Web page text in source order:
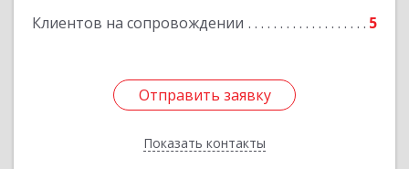
Клиентов на сопровождении 5
Отправить заявку
Показать контакты
Отправить заявку
Назад